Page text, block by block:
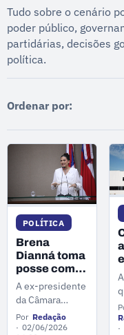
Tudo sobre o cenário
poder público,
partidárias, decisões
política.
Ordenar por:
POLÍTICA
Brena
Dianná toma
posse como
deputada
estadual
feira (2)
A ex-presidente
da Câmara
Municipal de
Parintins, Brena
Por Redação
02/06/2026